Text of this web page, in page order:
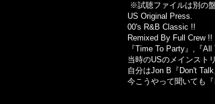
※試聴ファイルは別の
US Original Press.
00's R&B Classic !!
Remixed By Full Crew !!
『Time To Party』,『
当時のUSのメインスト
自分はJon B『Don't
今こうやって聞いても